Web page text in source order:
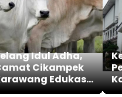
Idul Adha,
Cikampek
Edukasi
Hewan